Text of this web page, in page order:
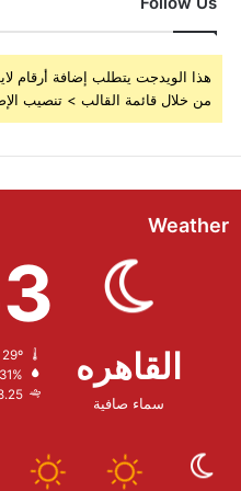
هذا الويدجت يتطلب إضافة أرقام
من خلال قائمة القالب > تنصيب
Weather
القاهره
سماء صافية
31%
8.25 كيلومتر/